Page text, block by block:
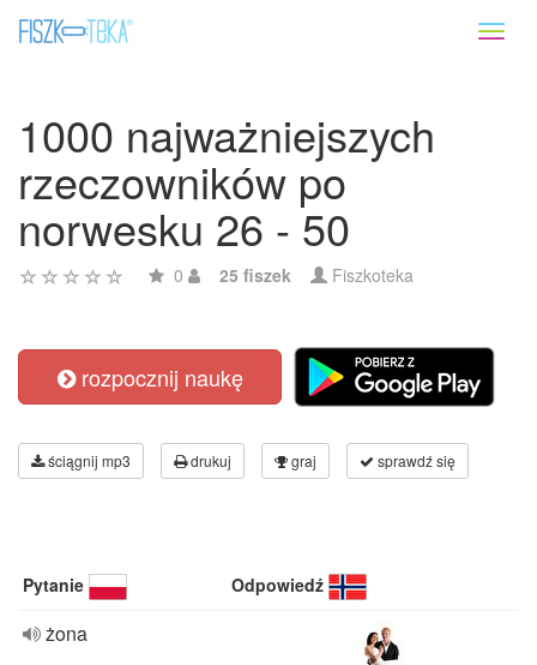
1000 najważniejszych
rzeczowników po
norwesku 26 - 50
0 25 fiszek Fiszkoteka
rozpocznij naukę
ściągnij mp3 drukuj graj sprawdź się
Pytanie Odpowiedź
żona